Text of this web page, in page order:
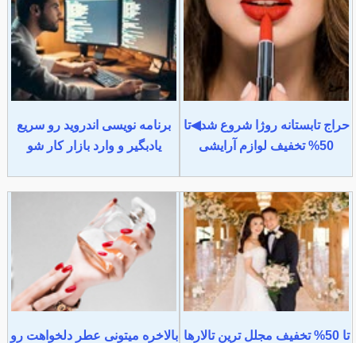
حراج تابستانه روژا شروع شد◀تا
50% تخفیف لوازم آرایشی
برنامه نویسی اندروید رو سریع
یادبگیر و وارد بازار کار شو
تا 50% تخفیف مجلل ترین تالارها بالاخره میتونی عطر دلخواهت رو